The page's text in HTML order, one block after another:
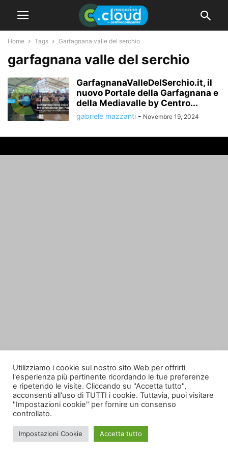
Home Tags Garfagnana valle del serchio
garfagnana valle del serchio
GarfagnanaValleDelSerchio.it, il
nuovo Portale della Garfagnana e
della Mediavalle by Centro...
gabriele mazzanti - Novembre 19, 2024
Utilizziamo i cookie sul nostro sito Web per offrirti
l'esperienza più pertinente ricordando le tue preferenze
e ripetendo le visite. Cliccando su "Accetta tutto",
acconsenti all'uso di TUTTI i cookie. Tuttavia, puoi visitare
"Impostazioni cookie" per fornire un consenso
controllato.
Impostazioni Cookie Accetta tutto